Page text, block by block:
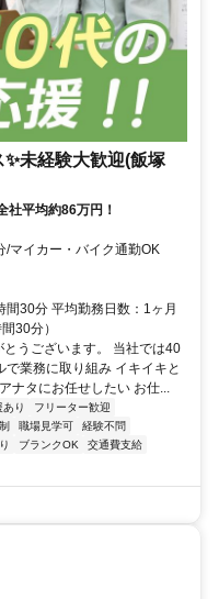
未経験大歓迎(飯塚
平均約86万円！
/マイカー・バイク通勤OK
30分 平均勤務日数：1ヶ月
30分）
うございます。 当社では40
業務に取り組み イキイキと
ナタにお任せしたい お仕...
あり
フリーター歓迎
職場見学可
経験不問
ブランクOK
交通費支給